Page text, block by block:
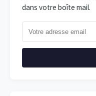
dans votre boîte mail.